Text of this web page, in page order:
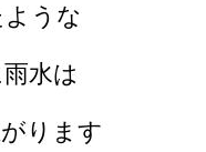
うな
雨水は
ります